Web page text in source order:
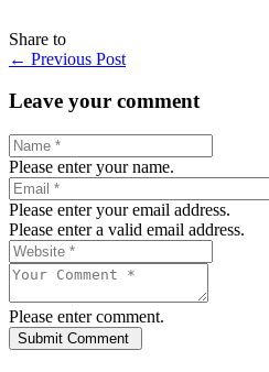
Share to
← Previous Post
Leave your comment
Please enter your name.
Please enter your email address.
Please enter a valid email address.
Please enter comment.